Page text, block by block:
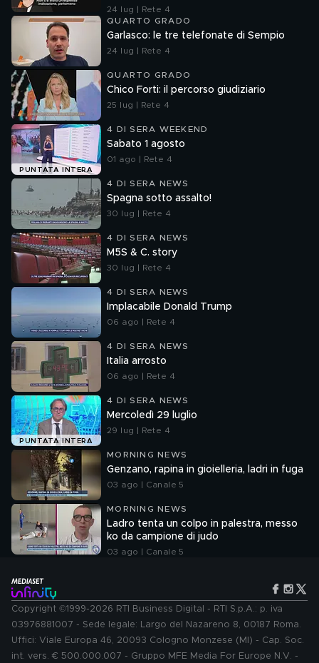
24 lug | Rete 4
QUARTO GRADO
Garlasco: le tre telefonate di Sempio
24 lug | Rete 4
QUARTO GRADO
Chico Forti: il percorso giudiziario
25 lug | Rete 4
PUNTATA INTERA
4 DI SERA WEEKEND
Sabato 1 agosto
01 ago | Rete 4
4 DI SERA NEWS
Spagna sotto assalto!
30 lug | Rete 4
4 DI SERA NEWS
M5S & C. story
30 lug | Rete 4
4 DI SERA NEWS
Implacabile Donald Trump
06 ago | Rete 4
4 DI SERA NEWS
Italia arrosto
06 ago | Rete 4
PUNTATA INTERA
4 DI SERA NEWS
Mercoledì 29 luglio
29 lug | Rete 4
MORNING NEWS
Genzano, rapina in gioielleria, ladri in fuga
03 ago | Canale 5
MORNING NEWS
Ladro tenta un colpo in palestra, messo
ko da campione di judo
03 ago | Canale 5
Copyright ©1999-2026 RTI Business Digital - RTI S.p.A.: p. iva
03976881007 - Sede legale: Largo del Nazareno 8, 00187 Roma.
Uffici: Viale Europa 46, 20093 Cologno Monzese (MI) - Cap. Soc.
int. vers. € 500.000.007 - Gruppo MFE Media For Europe N.V. -